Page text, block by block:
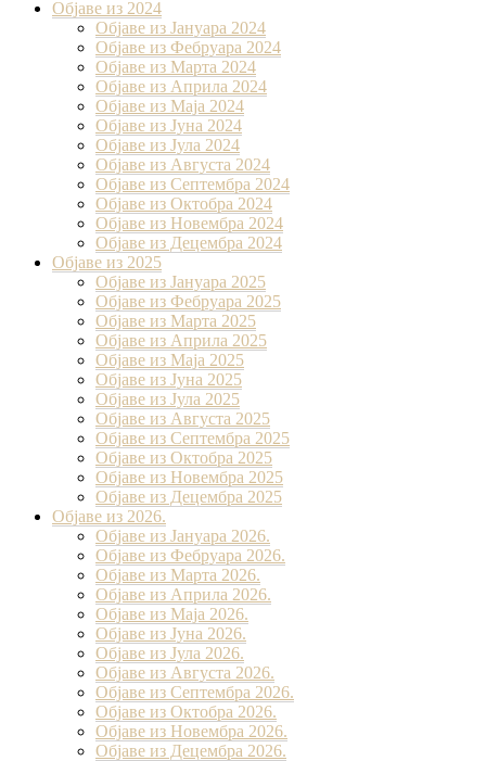
Објаве из 2024
Објаве из Јануара 2024
Објаве из Фебруара 2024
Објаве из Марта 2024
Објаве из Априла 2024
Објаве из Маја 2024
Објаве из Јуна 2024
Објаве из Јула 2024
Објаве из Августа 2024
Објаве из Септембра 2024
Објаве из Октобра 2024
Објаве из Новембра 2024
Објаве из Децембра 2024
Објаве из 2025
Објаве из Јануара 2025
Објаве из Фебруара 2025
Објаве из Марта 2025
Објаве из Априла 2025
Објаве из Маја 2025
Објаве из Јуна 2025
Објаве из Јула 2025
Објаве из Августа 2025
Објаве из Септембра 2025
Објаве из Октобра 2025
Објаве из Новембра 2025
Објаве из Децембра 2025
Објаве из 2026.
Објаве из Јануара 2026.
Објаве из Фебруара 2026.
Објаве из Марта 2026.
Објаве из Априла 2026.
Објаве из Маја 2026.
Објаве из Јуна 2026.
Објаве из Јула 2026.
Објаве из Августа 2026.
Објаве из Септембра 2026.
Објаве из Октобра 2026.
Објаве из Новембра 2026.
Објаве из Децембра 2026.